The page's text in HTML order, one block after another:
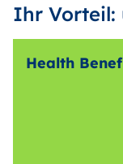
Ihr Vorteil:
Health